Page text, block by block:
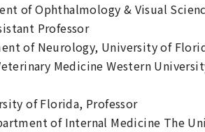
of Ophthalmology & Visual
Professor
of Neurology, University of
Medicine Western
of Florida, Professor
of Internal Medicine The